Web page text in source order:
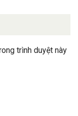
trình duyệt này